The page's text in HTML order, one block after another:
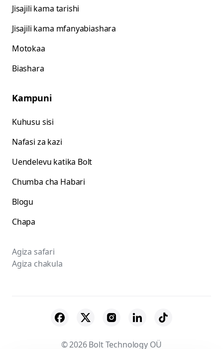
Jisajili kama tarishi
Jisajili kama mfanyabiashara
Motokaa
Biashara
Kampuni
Kuhusu sisi
Nafasi za kazi
Uendelevu katika Bolt
Chumba cha Habari
Blogu
Chapa
Agiza safari
Agiza chakula
© 2026 Bolt Technology OÜ